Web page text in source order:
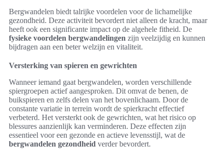
Bergwandelen biedt talrijke voordelen voor de lichamelijke
gezondheid. Deze activiteit bevordert niet alleen de kracht, maar
heeft ook een significante impact op de algehele fitheid. De
fysieke voordelen bergwandelingen zijn veelzijdig en kunnen
bijdragen aan een beter welzijn en vitaliteit.
Versterking van spieren en gewrichten
Wanneer iemand gaat bergwandelen, worden verschillende
spiergroepen actief aangesproken. Dit omvat de benen, de
buikspieren en zelfs delen van het bovenlichaam. Door de
constante variatie in terrein wordt de spierkracht effectief
verbeterd. Het versterkt ook de gewrichten, wat het risico op
blessures aanzienlijk kan verminderen. Deze effecten zijn
essentieel voor een gezonde en actieve levensstijl, wat de
bergwandelen gezondheid verder bevordert.